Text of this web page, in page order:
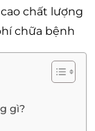
chất lượng
chữa bệnh
gì?